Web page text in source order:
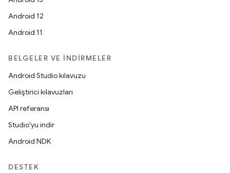
Android 12
Android 11
BELGELER VE İNDIRMELER
Android Studio kılavuzu
Geliştirici kılavuzları
API referansı
Studio'yu indir
Android NDK
DESTEK